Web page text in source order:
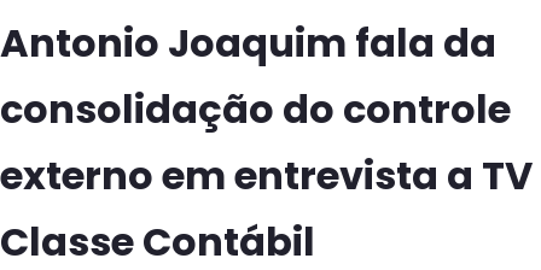
Antonio Joaquim fala da
consolidação do controle
externo em entrevista a TV
Classe Contábil